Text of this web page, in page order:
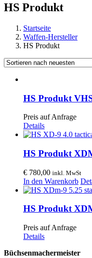
HS Produkt
Startseite
Waffen-Hersteller
HS Produkt
HS Produkt
Preis auf Anfrage
Details
HS Produkt
€ 780,00 inkl. MwSt
In den Warenkorb
HS Produkt
Preis auf Anfrage
Details
Büchsenmachermeister